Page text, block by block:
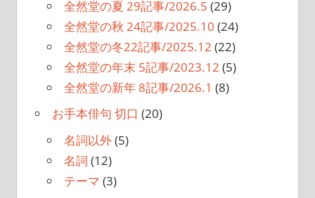
全然堂の夏 29記事/2026.5 (29)
全然堂の秋 24記事/2025.10 (24)
全然堂の冬22記事/2025.12 (22)
全然堂の年末 5記事/2023.12 (5)
全然堂の新年 8記事/2026.1 (8)
お手本俳句 切口 (20)
名詞以外(5)
名詞 (12)
テーマ (3)